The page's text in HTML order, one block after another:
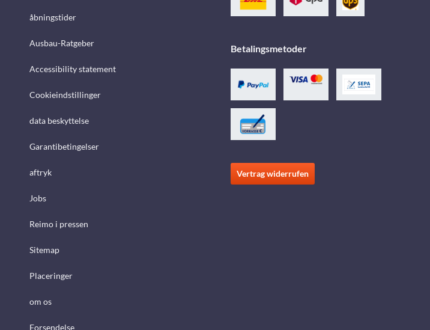
åbningstider
Ausbau-Ratgeber
Accessibility statement
Cookieindstillinger
data beskyttelse
Garantibetingelser
aftryk
Jobs
Reimo i pressen
Sitemap
Placeringer
om os
Forsendelse
Betalingsmetoder
Vertrag widerrufen